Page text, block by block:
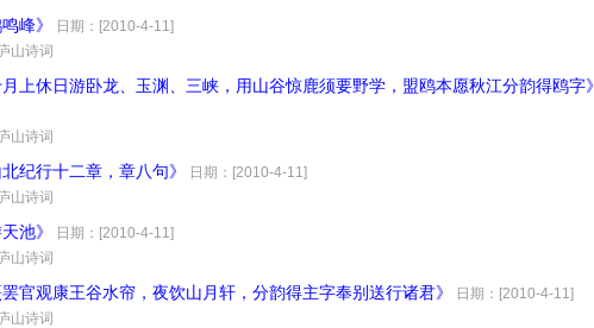
峰》
日期：[2010-4-11]
山诗词
月上休日游卧龙、玉渊、三峡，用山谷惊鹿须要野学，盟鸥本愿秋江分韵得鸥字》
山诗词
纪行十二章，章八句》
日期：[2010-4-11]
山诗词
池》
日期：[2010-4-11]
山诗词
罢官观康王谷水帘，夜饮山月轩，分韵得主字奉别送行诸君》
日期：[2010-4-11]
山诗词